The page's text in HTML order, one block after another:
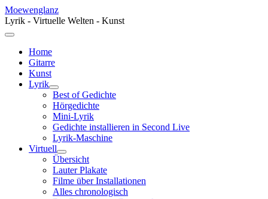
Moewenglanz
Lyrik - Virtuelle Welten - Kunst
Home
Gitarre
Kunst
Lyrik
Best of Gedichte
Hörgedichte
Mini-Lyrik
Gedichte installieren in Second Live
Lyrik-Maschine
Virtuell
Übersicht
Lauter Plakate
Filme über Installationen
Alles chronologisch